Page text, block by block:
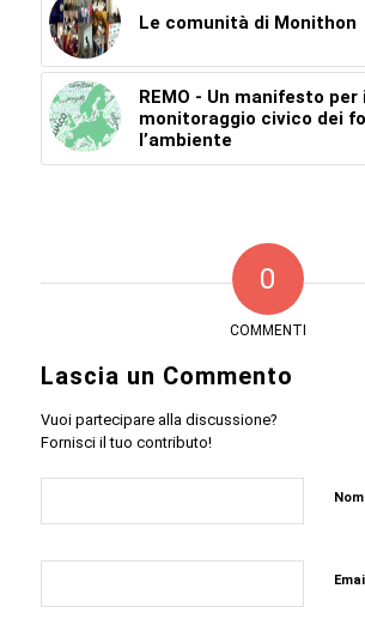
Le comunità di Monithon
REMO - Un manifesto per
monitoraggio civico dei
l’ambiente
0
COMMENTI
Lascia un Commento
Vuoi partecipare alla discussione?
Fornisci il tuo contributo!